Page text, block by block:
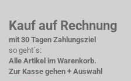
Kauf auf Rechnung
mit 30 Tagen Zahlungsziel
so geht´s:
Alle Artikel im Warenkorb.
Zur Kasse gehen + Auswahl